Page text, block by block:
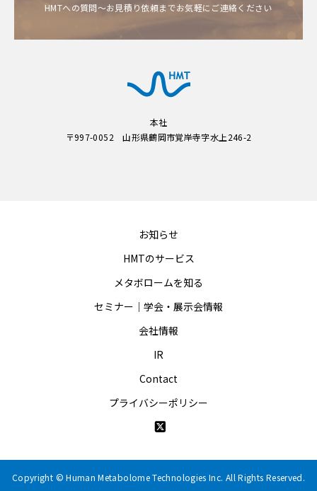
HMTへの質問～お見積り依頼までお気軽にご連絡ください
本社
〒997-0052 山形県鶴岡市覚岸寺字水上246-2
お知らせ
HMTのサービス
メタボロームを知る
セミナー｜学会・展示会情報
会社情報
IR
Contact
プライバシーポリシー
Copyright © Human Metabolome Technologies Inc. All Rights Reserved.